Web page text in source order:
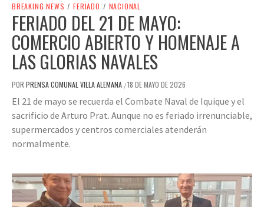
BREAKING NEWS / FERIADO / NACIONAL
FERIADO DEL 21 DE MAYO:
COMERCIO ABIERTO Y HOMENAJE A
LAS GLORIAS NAVALES
POR PRENSA COMUNAL VILLA ALEMANA /18 DE MAYO DE 2026
El 21 de mayo se recuerda el Combate Naval de Iquique y el
sacrificio de Arturo Prat. Aunque no es feriado irrenunciable,
supermercados y centros comerciales atenderán
normalmente.